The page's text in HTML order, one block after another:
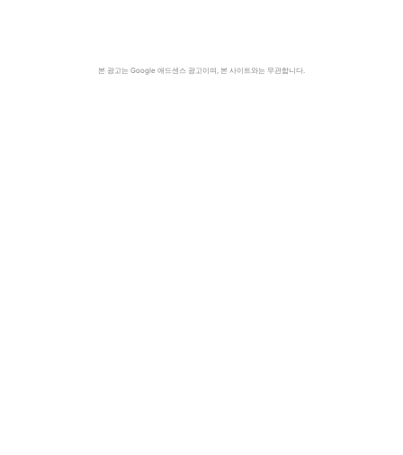
본 광고는 Google 애드센스 광고이며, 본 사이트와는 무관합니다.